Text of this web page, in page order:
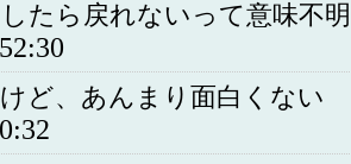
たら戻れないって意味不
ど、あんまり面白くない